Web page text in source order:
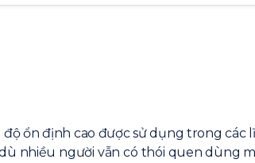
ổn định cao được sử dụng trong các
nhiều người vẫn có thói quen dùng